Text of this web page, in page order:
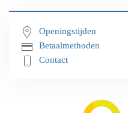
Openingstijden
Betaalmethoden
Contact